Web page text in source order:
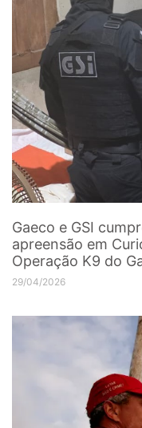
Gaeco e GSI
apreensão em
Operação K9 do
29/04/2026